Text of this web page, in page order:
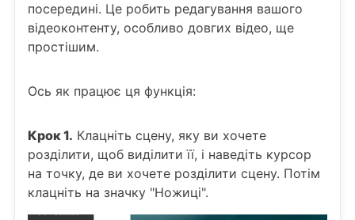
посередині. Це робить редагування вашого
відеоконтенту, особливо довгих відео, ще
простішим.
Ось як працює ця функція:
Крок 1. Клацніть сцену, яку ви хочете
розділити, щоб виділити її, і наведіть курсор
на точку, де ви хочете розділити сцену. Потім
клацніть на значку "Ножиці".